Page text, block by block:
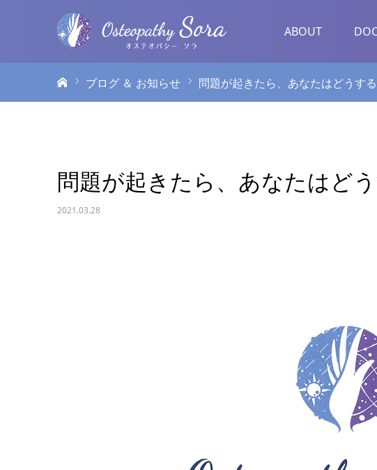
ABOUT
ホーム ブログ ＆ お知らせ 問題が起きたら、あなたはどうす
問題が起きたら、あなたはど
2021.03.28